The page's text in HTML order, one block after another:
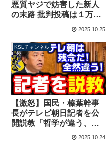
悪質ヤジで妨害した新人
の末路 批判投稿は１万件
炎上【KSLチャンネル】
2025.10.25
KSLチャンネル
【激怒】国民・榛葉幹事
長がテレビ朝日記者を公
開説教「哲学が違う、残
念だ」ガソリン暫定税率
2025.10.24